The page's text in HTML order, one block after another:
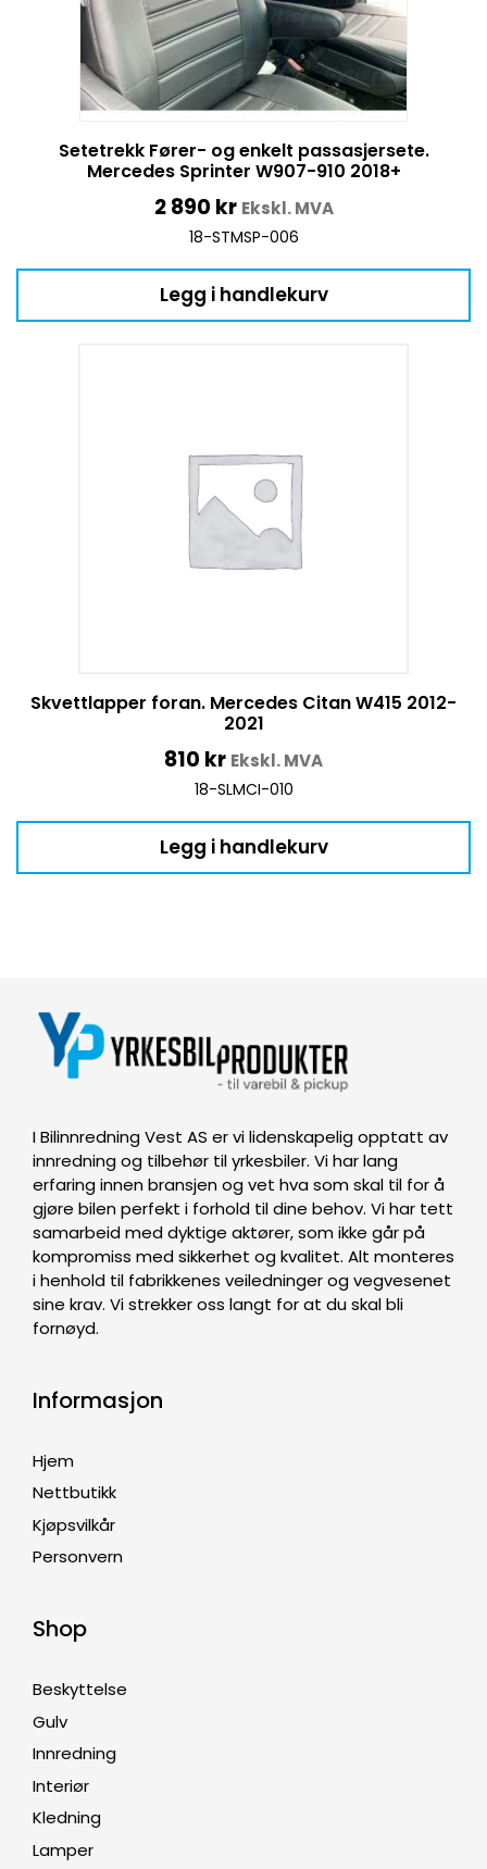
Setetrekk Fører- og enkelt passasjersete.
Mercedes Sprinter W907-910 2018+
2 890 kr Ekskl. MVA
18-STMSP-006
Legg i handlekurv
Skvettlapper foran. Mercedes Citan W415 2012-
2021
810 kr Ekskl. MVA
18-SLMCI-010
Legg i handlekurv
I Bilinnredning Vest AS er vi lidenskapelig opptatt av
innredning og tilbehør til yrkesbiler. Vi har lang
erfaring innen bransjen og vet hva som skal til for å
gjøre bilen perfekt i forhold til dine behov. Vi har tett
samarbeid med dyktige aktører, som ikke går på
kompromiss med sikkerhet og kvalitet. Alt monteres
i henhold til fabrikkenes veiledninger og vegvesenet
sine krav. Vi strekker oss langt for at du skal bli
fornøyd.
Informasjon
Hjem
Nettbutikk
Kjøpsvilkår
Personvern
Shop
Beskyttelse
Gulv
Innredning
Interiør
Kledning
Lamper